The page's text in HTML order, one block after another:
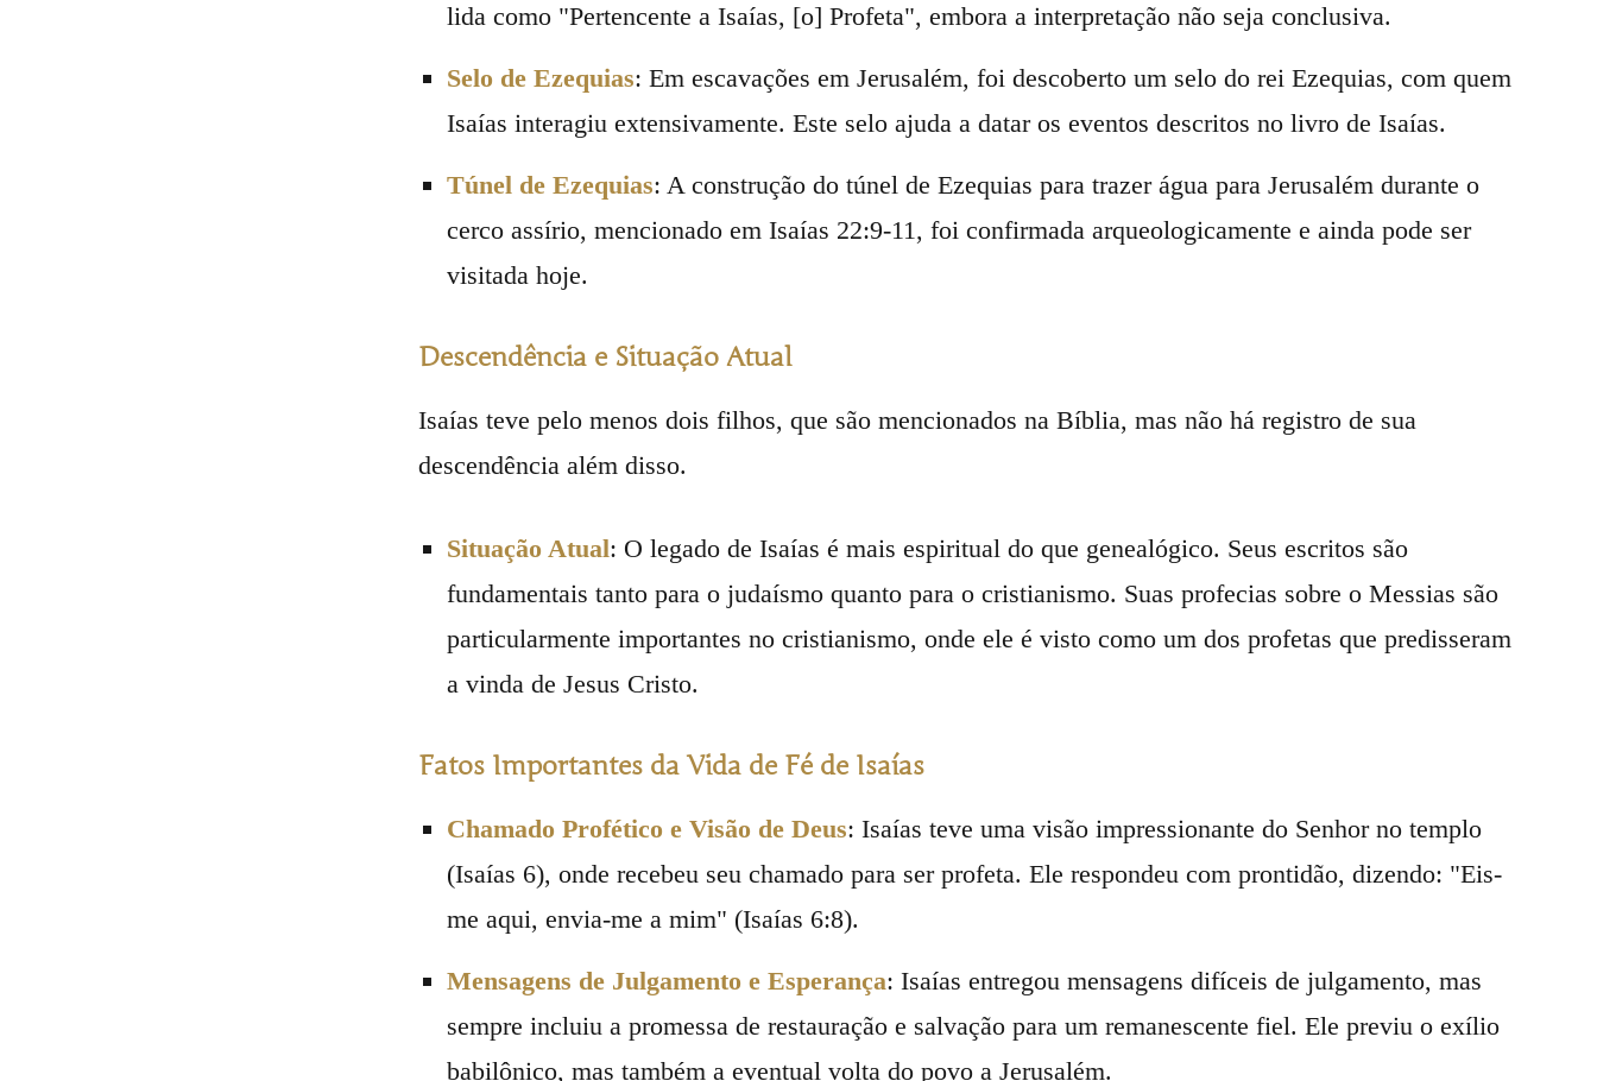
lida como "Pertencente a Isaías, [o] Profeta", embora a interpretação não seja conclusiva.
Selo de Ezequias: Em escavações em Jerusalém, foi descoberto um selo do rei Ezequias, com quem
Isaías interagiu extensivamente. Este selo ajuda a datar os eventos descritos no livro de Isaías.
Túnel de Ezequias: A construção do túnel de Ezequias para trazer água para Jerusalém durante o
cerco assírio, mencionado em Isaías 22:9-11, foi confirmada arqueologicamente e ainda pode ser
visitada hoje.
Descendência e Situação Atual
Isaías teve pelo menos dois filhos, que são mencionados na Bíblia, mas não há registro de sua
descendência além disso.
Situação Atual: O legado de Isaías é mais espiritual do que genealógico. Seus escritos são
fundamentais tanto para o judaísmo quanto para o cristianismo. Suas profecias sobre o Messias são
particularmente importantes no cristianismo, onde ele é visto como um dos profetas que predisseram
a vinda de Jesus Cristo.
Fatos Importantes da Vida de Fé de Isaías
Chamado Profético e Visão de Deus: Isaías teve uma visão impressionante do Senhor no templo
(Isaías 6), onde recebeu seu chamado para ser profeta. Ele respondeu com prontidão, dizendo: "Eis-
me aqui, envia-me a mim" (Isaías 6:8).
Mensagens de Julgamento e Esperança: Isaías entregou mensagens difíceis de julgamento, mas
sempre incluiu a promessa de restauração e salvação para um remanescente fiel. Ele previu o exílio
babilônico, mas também a eventual volta do povo a Jerusalém.